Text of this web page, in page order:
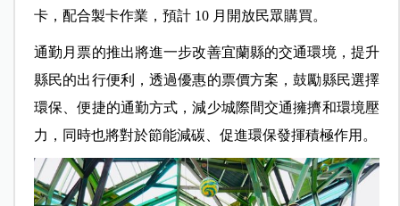
卡，配合製卡作業，預計 10 月開放民眾購買。
通勤月票的推出將進一步改善宜蘭縣的交通環境，提升
縣民的出行便利，透過優惠的票價方案，鼓勵縣民選擇
環保、便捷的通勤方式，減少城際間交通擁擠和環境壓
力，同時也將對於節能減碳、促進環保發揮積極作用。